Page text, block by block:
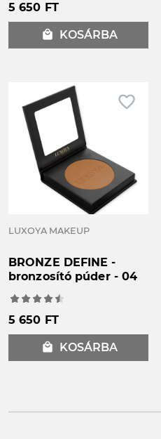
5 650 FT
local_mall KOSÁRBA
favorite_border
LUXOYA MAKEUP
BRONZE DEFINE -
bronzosító púder - 04
5 650 FT
local_mall KOSÁRBA